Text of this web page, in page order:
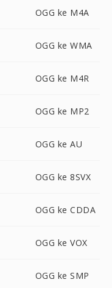
OGG ke M4A
OGG ke WMA
OGG ke M4R
OGG ke MP2
OGG ke AU
OGG ke 8SVX
OGG ke CDDA
OGG ke VOX
OGG ke SMP